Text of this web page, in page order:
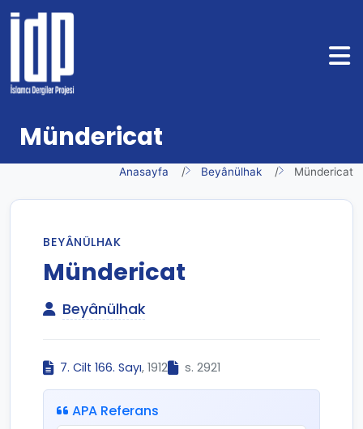
Mündericat
Anasayfa Beyânülhak Mündericat
BEYÂNÜLHAK
Mündericat
Beyânülhak
7. Cilt 166. Sayı, 1912 s. 2921
APA Referans